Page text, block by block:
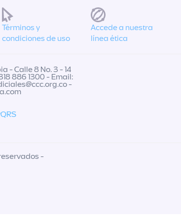
Términos y
condiciones de uso
Accede a nuestra
línea ética
- Calle 8 No. 3 - 14
886 1300 - Email:
-
-